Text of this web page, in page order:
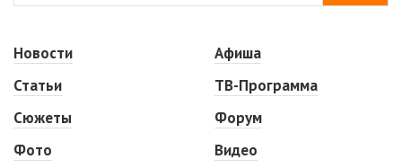
Новости
Статьи
Сюжеты
Фото
Афиша
ТВ-Программа
Форум
Видео